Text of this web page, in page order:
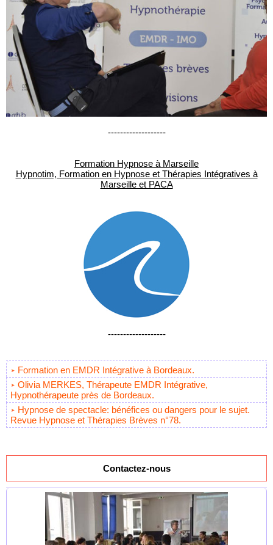
-------------------
Formation Hypnose à Marseille
Hypnotim, Formation en Hypnose et Thérapies Intégratives à
Marseille et PACA
-------------------
Formation en EMDR Intégrative à Bordeaux.
Olivia MERKES, Thérapeute EMDR Intégrative,
Hypnothérapeute près de Bordeaux.
Hypnose de spectacle: bénéfices ou dangers pour le sujet.
Revue Hypnose et Thérapies Brèves n°78.
Contactez-nous